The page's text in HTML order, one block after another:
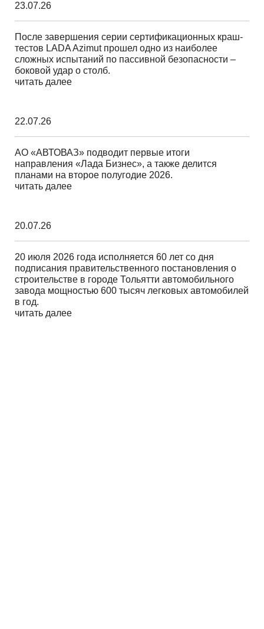
23.07.26
После завершения серии сертификационных краш-
тестов LADA Azimut прошел одно из наиболее
сложных испытаний по пассивной безопасности –
боковой удар о столб.
читать далее
22.07.26
АО «АВТОВАЗ» подводит первые итоги
направления «Лада Бизнес», а также делится
планами на второе полугодие 2026.
читать далее
20.07.26
20 июля 2026 года исполняется 60 лет со дня
подписания правительственного постановления о
строительстве в городе Тольятти автомобильного
завода мощностью 600 тысяч легковых автомобилей
в год.
читать далее